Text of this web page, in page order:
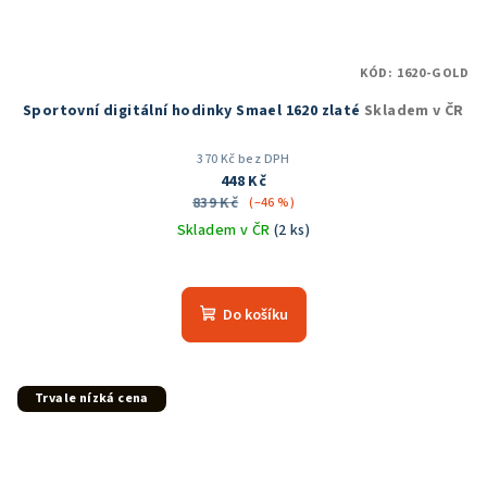
Sportovní digitální hodinky Smael 1620 zlaté Skladem v ČR
370 Kč bez DPH
448 Kč
839 Kč (–46 %)
Skladem v ČR (2 ks)
hodnocení
produktu
Do košíku
KÓD: 1620-GOLD
Trvale nízká cena